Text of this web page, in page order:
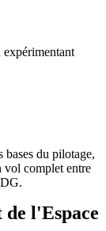
expérimentant
bases du pilotage,
vol complet entre
l'Espace